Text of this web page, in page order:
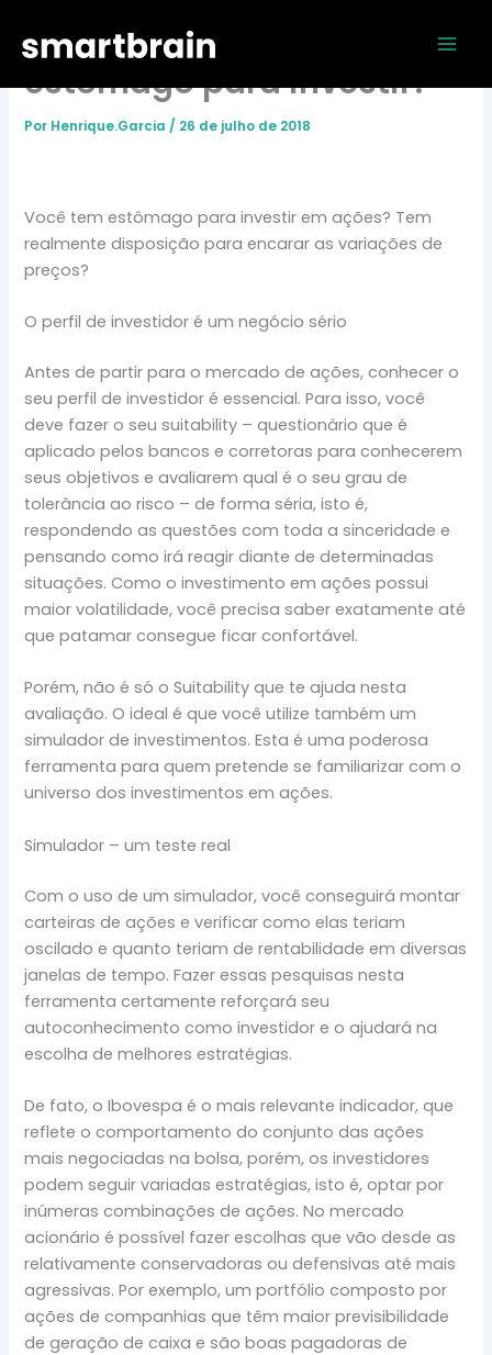
para
conteúdo
Ações: você tem
estômago para investir?
Por Henrique.Garcia / 26 de julho de 2018
Você tem estômago para investir em ações? Tem
realmente disposição para encarar as variações de
preços?
O perfil de investidor é um negócio sério
Antes de partir para o mercado de ações, conhecer o
seu perfil de investidor é essencial. Para isso, você
deve fazer o seu suitability – questionário que é
aplicado pelos bancos e corretoras para conhecerem
seus objetivos e avaliarem qual é o seu grau de
tolerância ao risco – de forma séria, isto é,
respondendo as questões com toda a sinceridade e
pensando como irá reagir diante de determinadas
situações. Como o investimento em ações possui
maior volatilidade, você precisa saber exatamente até
que patamar consegue ficar confortável.
Porém, não é só o Suitability que te ajuda nesta
avaliação. O ideal é que você utilize também um
simulador de investimentos. Esta é uma poderosa
ferramenta para quem pretende se familiarizar com o
universo dos investimentos em ações.
Simulador – um teste real
Com o uso de um simulador, você conseguirá montar
carteiras de ações e verificar como elas teriam
oscilado e quanto teriam de rentabilidade em diversas
janelas de tempo. Fazer essas pesquisas nesta
ferramenta certamente reforçará seu
autoconhecimento como investidor e o ajudará na
escolha de melhores estratégias.
De fato, o Ibovespa é o mais relevante indicador, que
reflete o comportamento do conjunto das ações
mais negociadas na bolsa, porém, os investidores
podem seguir variadas estratégias, isto é, optar por
inúmeras combinações de ações. No mercado
acionário é possível fazer escolhas que vão desde as
relativamente conservadoras ou defensivas até mais
agressivas. Por exemplo, um portfólio composto por
ações de companhias que têm maior previsibilidade
de geração de caixa e são boas pagadoras de